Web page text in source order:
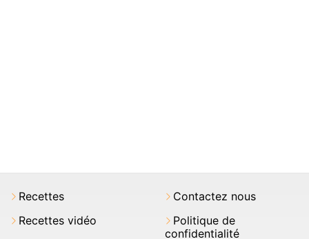
Recettes
Recettes vidéo
Contactez nous
Politique de
confidentialité